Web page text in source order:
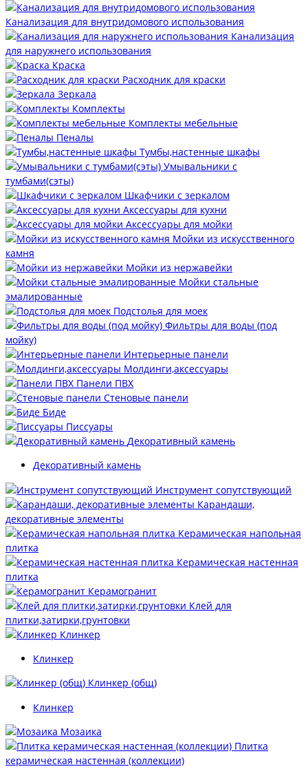
Канализация для внутридомового использования
Канализация
для наружнего использования
Краска
Расходник для краски
Зеркала
Комплекты
Комплекты мебельные
Пеналы
Тумбы,настенные шкафы
Умывальники с
тумбами(сэты)
Шкафчики с зеркалом
Аксессуары для кухни
Аксессуары для мойки
Мойки из искусственного
камня
Мойки из нержавейки
Мойки стальные
эмалированные
Подстолья для моек
Фильтры для воды (под
мойку)
Интерьерные панели
Молдинги,аксессуары
Панели ПВХ
Стеновые панели
Биде
Писсуары
Декоративный камень
Декоративный камень
Инструмент сопутствующий
Карандаши,
декоративные элементы
Керамическая напольная
плитка
Керамическая настенная
плитка
Керамогранит
Клей для
плитки,затирки,грунтовки
Клинкер
Клинкер
Клинкер (общ)
Клинкер
Мозаика
Плитка
керамическая настенная (коллекции)